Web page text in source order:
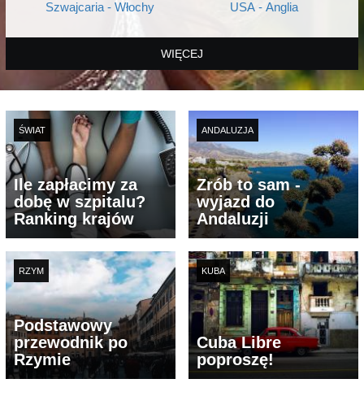
Szwajcaria - Włochy
USA - Anglia
WIĘCEJ
ŚWIAT
Ile zapłacimy za
dobę w szpitalu?
Ranking krajów
ANDALUZJA
Zrób to sam -
wyjazd do
Andaluzji
RZYM
Podstawowy
przewodnik po
Rzymie
KUBA
Cuba Libre
poproszę!